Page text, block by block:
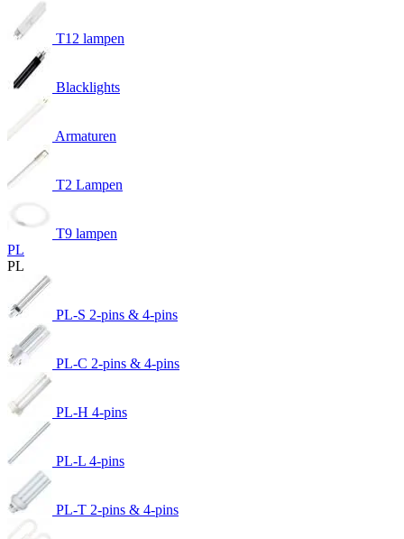
T12 lampen
Blacklights
Armaturen
T2 Lampen
T9 lampen
PL
PL
PL-S 2-pins & 4-pins
PL-C 2-pins & 4-pins
PL-H 4-pins
PL-L 4-pins
PL-T 2-pins & 4-pins